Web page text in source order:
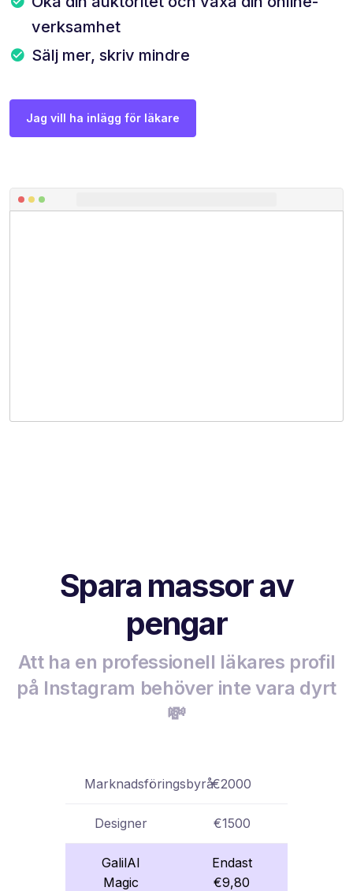
verksamhet
Sälj mer, skriv mindre
Jag vill ha inlägg för läkare
Spara massor av
pengar
Att ha en professionell läkares profil
på Instagram behöver inte vara dyrt
💸
Marknadsföringsbyrå€2000
Designer €1500
GalilAI
Magic
Endast
€9,80